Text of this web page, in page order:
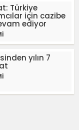
Türkiye
için cazibe
ediyor
yılın 7